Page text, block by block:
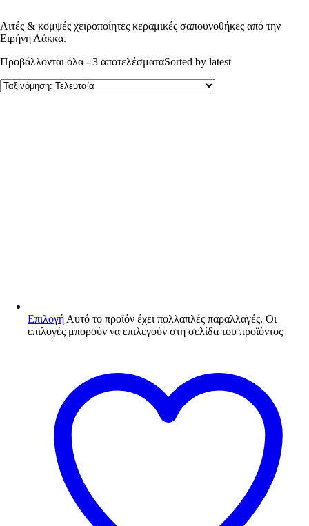
Λιτές & κομψές χειροποίητες κεραμικές σαπουνοθήκες από την
Ειρήνη Λάκκα.
Προβάλλονται όλα - 3 αποτελέσματαSorted by latest
Επιλογή Αυτό το προϊόν έχει πολλαπλές παραλλαγές. Οι
επιλογές μπορούν να επιλεγούν στη σελίδα του προϊόντος